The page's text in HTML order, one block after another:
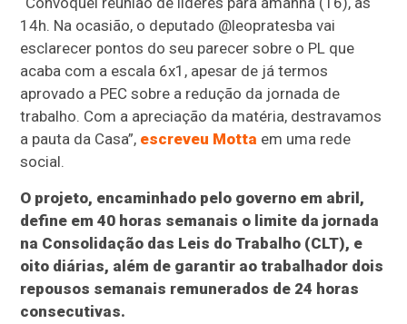
14h. Na ocasião, o deputado @leopratesba vai
esclarecer pontos do seu parecer sobre o PL que
acaba com a escala 6x1, apesar de já termos
aprovado a PEC sobre a redução da jornada de
trabalho. Com a apreciação da matéria, destravamos
a pauta da Casa”, escreveu Motta em uma rede
social.
O projeto, encaminhado pelo governo em abril,
define em 40 horas semanais o limite da jornada
na Consolidação das Leis do Trabalho (CLT), e
oito diárias, além de garantir ao trabalhador dois
repousos semanais remunerados de 24 horas
consecutivas.